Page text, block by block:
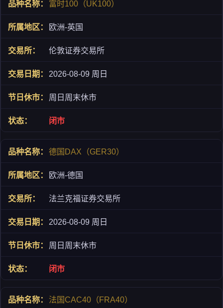
富时100（UK100）
欧洲-英国
伦敦证券交易所
2026-08-09 周日
周日周末休市
闭市
德国DAX（GER30）
欧洲-德国
法兰克福证券交易所
2026-08-09 周日
周日周末休市
闭市
法国CAC40（FRA40）